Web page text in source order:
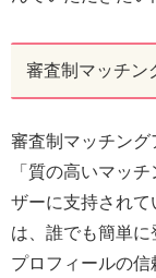
審査制マッチン
審査制マッチング
「質の高いマッ
ザーに支持され
は、誰でも簡単に
プロフィールの